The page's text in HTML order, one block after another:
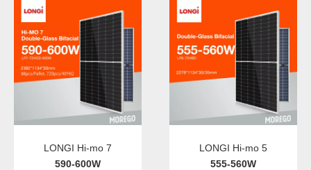
LONGI Hi-mo 7
590-600W
LONGI Hi-mo 5
555-560W